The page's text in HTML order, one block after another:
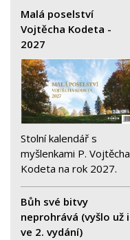
Malá poselství
Vojtěcha Kodeta -
2027
Stolní kalendář s
myšlenkami P. Vojtěcha
Kodeta na rok 2027.
Bůh své bitvy
neprohrává (vyšlo už i
ve 2. vydání)